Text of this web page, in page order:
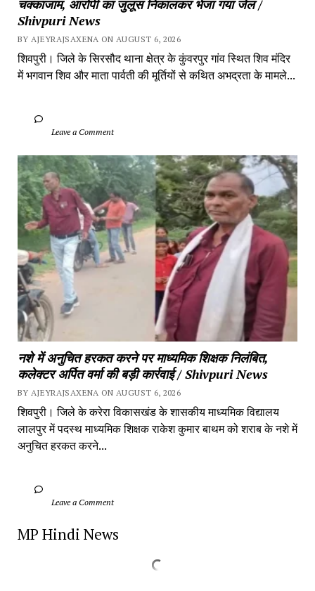
चक्काजाम, आरोपी का जुलूस निकालकर भेजा गया जेल /
Shivpuri News
BY AJEYRAJSAXENA ON AUGUST 6, 2026
शिवपुरी। जिले के सिरसौद थाना क्षेत्र के कुंवरपुर गांव स्थित शिव मंदिर
में भगवान शिव और माता पार्वती की मूर्तियों से कथित अभद्रता के मामले...
		Leave a Comment
नशे में अनुचित हरकत करने पर माध्यमिक शिक्षक निलंबित,
कलेक्टर अर्पित वर्मा की बड़ी कार्रवाई / Shivpuri News
BY AJEYRAJSAXENA ON AUGUST 6, 2026
शिवपुरी। जिले के करेरा विकासखंड के शासकीय माध्यमिक विद्यालय
लालपुर में पदस्थ माध्यमिक शिक्षक राकेश कुमार बाथम को शराब के नशे में
अनुचित हरकत करने...
		Leave a Comment
MP Hindi News